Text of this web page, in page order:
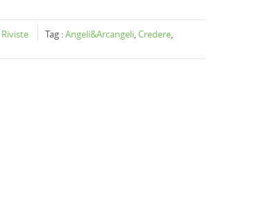
Riviste Tag :Angeli&Arcangeli,Credere,